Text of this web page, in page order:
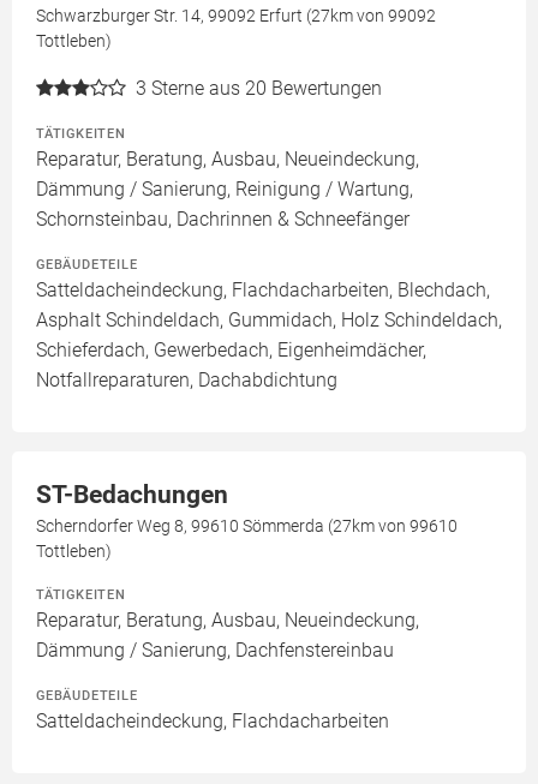
Schwarzburger Str. 14, 99092 Erfurt (27km von 99092
Tottleben)
3 Sterne aus 20 Bewertungen
TÄTIGKEITEN
Reparatur, Beratung, Ausbau, Neueindeckung,
Dämmung / Sanierung, Reinigung / Wartung,
Schornsteinbau, Dachrinnen & Schneefänger
GEBÄUDETEILE
Satteldacheindeckung, Flachdacharbeiten, Blechdach,
Asphalt Schindeldach, Gummidach, Holz Schindeldach,
Schieferdach, Gewerbedach, Eigenheimdächer,
Notfallreparaturen, Dachabdichtung
ST-Bedachungen
Scherndorfer Weg 8, 99610 Sömmerda (27km von 99610
Tottleben)
TÄTIGKEITEN
Reparatur, Beratung, Ausbau, Neueindeckung,
Dämmung / Sanierung, Dachfenstereinbau
GEBÄUDETEILE
Satteldacheindeckung, Flachdacharbeiten